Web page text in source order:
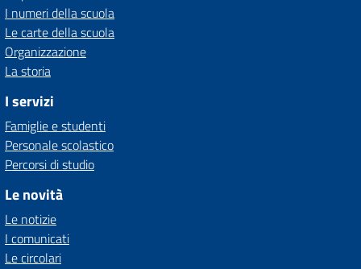
I numeri della scuola
Le carte della scuola
Organizzazione
La storia
I servizi
Famiglie e studenti
Personale scolastico
Percorsi di studio
Le novità
Le notizie
I comunicati
Le circolari